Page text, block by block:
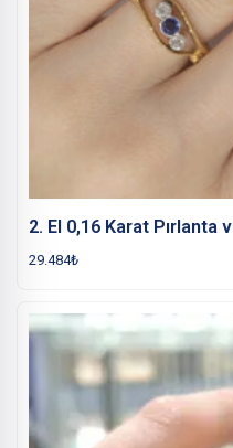
2. El 0,16 Karat Pırlanta
29.484₺